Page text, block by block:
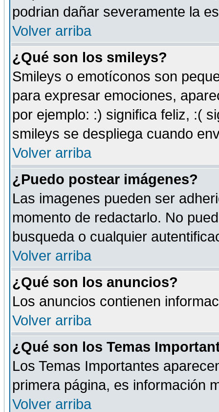
podrian dañar severamente la
Volver arriba
¿Qué son los smileys?
Smileys o emotíconos son
para expresar emociones,
por ejemplo: :) significa feliz, :(
smileys se despliega cuando
Volver arriba
¿Puedo postear imágenes?
Las imagenes pueden ser
momento de redactarlo. No
busqueda o cualquier
Volver arriba
¿Qué son los anuncios?
Los anuncios contienen
Volver arriba
¿Qué son los Temas
Los Temas Importantes
primera página, es información
Volver arriba